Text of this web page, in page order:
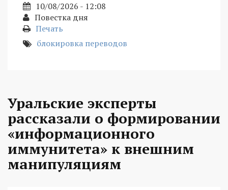
10/08/2026 - 12:08
Повестка дня
Печать
блокировка переводов
Уральские эксперты
рассказали о формировании
«информационного
иммунитета» к внешним
манипуляциям